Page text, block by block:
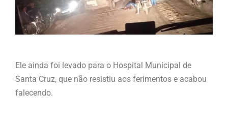
Ele ainda foi levado para o Hospital Municipal de
Santa Cruz, que não resistiu aos ferimentos e acabou
falecendo.